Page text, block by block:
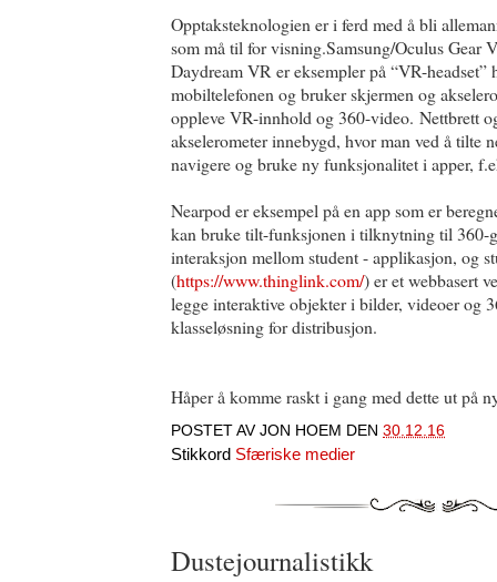
Opptaksteknologien er i ferd med å bli
som må til for visning.Samsung/Oculus Gear
Daydream VR er eksempler på “VR-headset”
mobiltelefonen og bruker skjermen og
oppleve VR-innhold og 360-video. Nettbrett
akselerometer innebygd, hvor man ved å tilte
navigere og bruke ny funksjonalitet i apper,
Nearpod er eksempel på en app som er
kan bruke tilt-funksjonen i tilknytning til 360-
interaksjon mellom student - applikasjon, og
(https://www.thinglink.com/) er et webbasert
legge interaktive objekter i bilder, videoer og
klasseløsning for distribusjon.
Håper å komme raskt i gang med dette ut på
POSTET AV JON HOEM DEN 30.12.16
Stikkord Sfæriske medier
Dustejournalistikk